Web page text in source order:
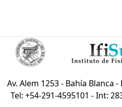
Av. Alem 1253 - Bahía Blanca
Tel: +54-291-4595101 - Int: